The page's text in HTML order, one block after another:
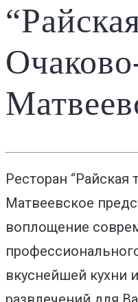
Ресторан “Райская
Матвеевское
воплощение
вкуснейшей кухни